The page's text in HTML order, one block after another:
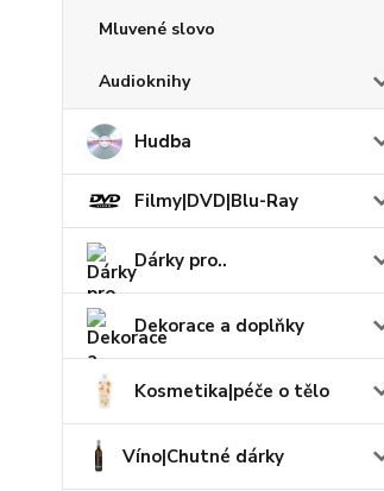
Mluvené slovo
Audioknihy
Hudba
Filmy|DVD|Blu-Ray
Dárky pro..
Dekorace a doplňky
Kosmetika|péče o tělo
Víno|Chutné dárky